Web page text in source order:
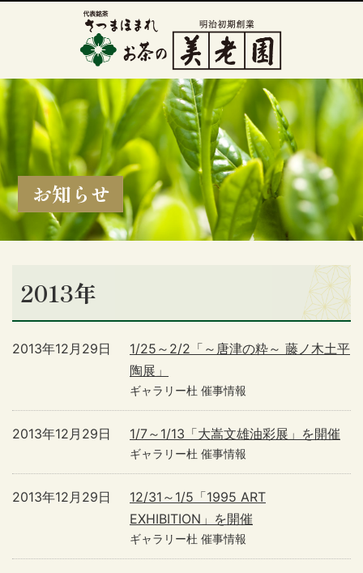
お知らせ
2013年
1/25～2/2「～唐津の粋～ 藤ノ木土平
陶展」
2013年12月29日
ギャラリー杜 催事情報
1/7～1/13「大嵩文雄油彩展」を開催
2013年12月29日
ギャラリー杜 催事情報
12/31～1/5「1995 ART
EXHIBITION」を開催
2013年12月29日
ギャラリー杜 催事情報